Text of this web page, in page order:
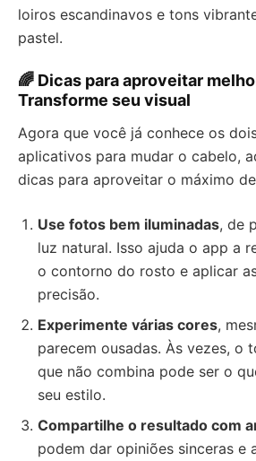
loiros escandinavos e tons
pastel.
🌈 Dicas para aproveitar
Transforme seu visual
Agora que você já conhece os
aplicativos para mudar o cabelo,
dicas para aproveitar o máximo
Use fotos bem iluminadas, de
luz natural. Isso ajuda o app a
o contorno do rosto e aplicar
precisão.
Experimente várias cores,
parecem ousadas. Às vezes, o
que não combina pode ser o
seu estilo.
Compartilhe o resultado com
podem dar opiniões sinceras e